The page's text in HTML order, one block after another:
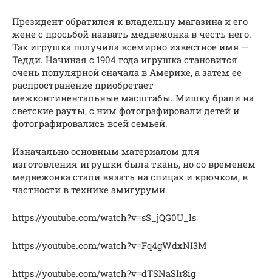
Президент обратился к владельцу магазина и его
жене с просьбой назвать медвежонка в честь него.
Так игрушка получила всемирно известное имя —
Тедди. Начиная с 1904 года игрушка становится
очень популярной сначала в Америке, а затем ее
распространение приобретает
межконтинентальные масштабы. Мишку брали на
светские рауты, с ним фотографировали детей и
фотографировались всей семьей.
Изначально основным материалом для
изготовления игрушки была ткань, но со временем
медвежонка стали вязать на спицах и крючком, в
частности в технике амигуруми.
https://youtube.com/watch?v=sS_jQG0U_ls
https://youtube.com/watch?v=Fq4gWdxNI3M
https://youtube.com/watch?v=dTSNaSIr8ig